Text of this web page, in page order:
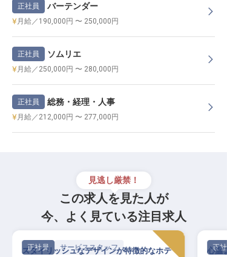
正社員 バーテンダー
月給／190,000円 〜 250,000円
正社員 ソムリエ
月給／250,000円 〜 280,000円
正社員 総務・経理・人事
月給／212,000円 〜 277,000円
見逃し厳禁！
この求人を見た人が
今、よく見ている注目求人
正社員 サービススタッフ
スタイリッシュなデザインが特徴的なホテ
正社
心温